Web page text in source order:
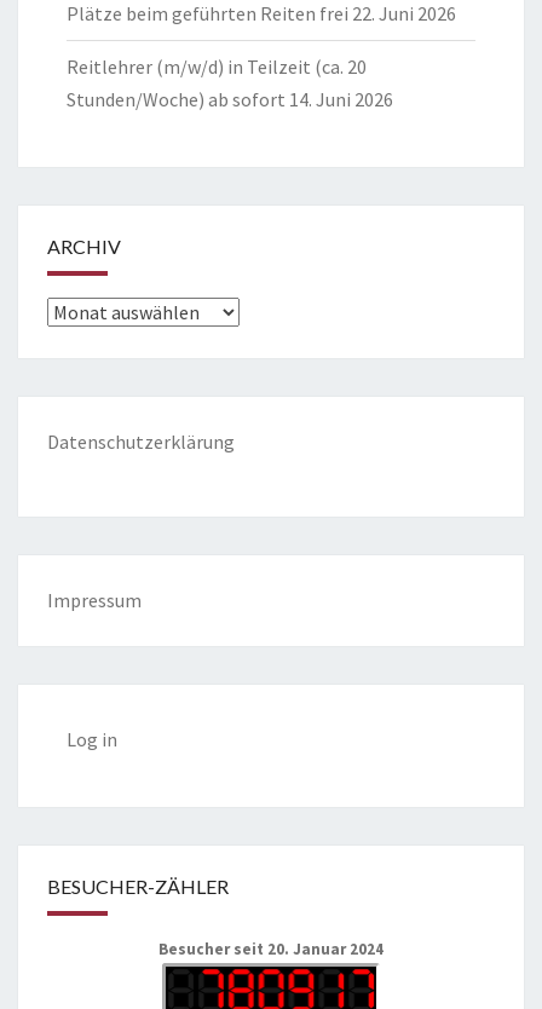
Plätze beim geführten Reiten frei 22. Juni 2026
Reitlehrer (m/w/d) in Teilzeit (ca. 20
Stunden/Woche) ab sofort 14. Juni 2026
ARCHIV
Archiv
Datenschutzerklärung
Impressum
Log in
BESUCHER-ZÄHLER
Besucher seit 20. Januar 2024